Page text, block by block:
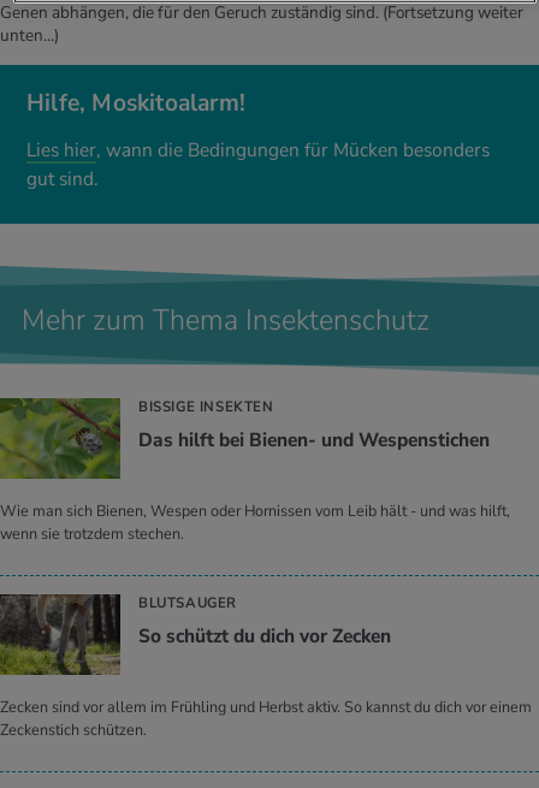
Hilfe, Moskitoalarm!
Lies hier, wann die Bedingungen für Mücken besonders
gut sind.
Genen abhängen, die für den Geruch zuständig sind. (Fortsetzung weiter
unten…)
Mehr zum Thema Insektenschutz
BISSIGE INSEKTEN
Das hilft bei Bie­nen- und Wes­pen­sti­chen
Wie man sich Bienen, Wespen oder Hornissen vom Leib hält - und was hilft,
wenn sie trotzdem stechen.
BLUTSAUGER
So schützt du dich vor Ze­cken
Zecken sind vor allem im Frühling und Herbst aktiv. So kannst du dich vor einem
Zeckenstich schützen.